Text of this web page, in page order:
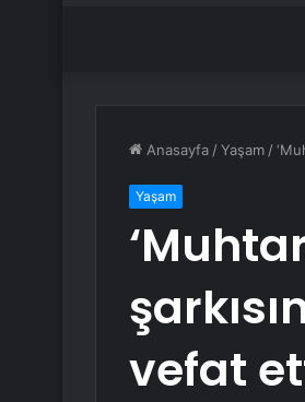
Anasayfa /Yaşam /
Yaşam
vefat